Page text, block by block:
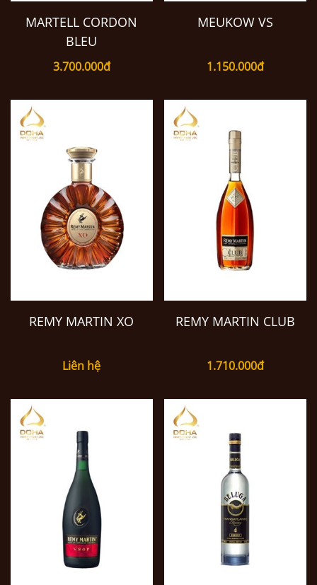
MARTELL CORDON
BLEU
3.700.000đ
MEUKOW VS
1.150.000đ
REMY MARTIN XO
Liên hệ
REMY MARTIN CLUB
1.710.000đ